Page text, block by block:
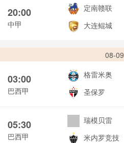
20:00
中甲
定南赣联
大连鲲城
08-09
03:00
巴西甲
格雷米奥
圣保罗
05:30
巴西甲
瑞模贝雷
米内罗竞技